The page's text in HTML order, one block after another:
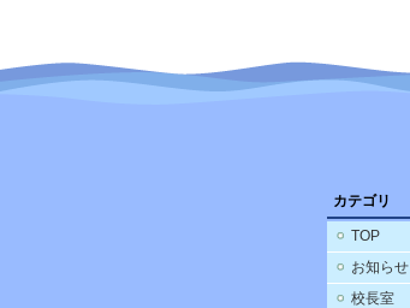
カテゴリ
TOP
お知らせ
校長室